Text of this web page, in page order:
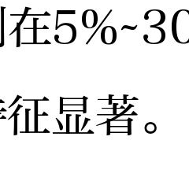
在
显著。